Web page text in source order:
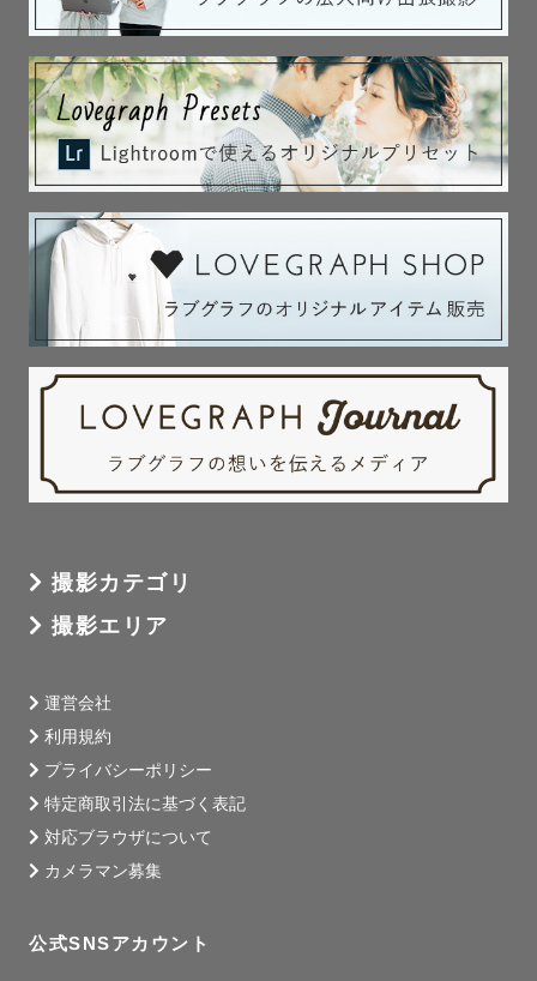
撮影カテゴリ
撮影エリア
運営会社
利用規約
プライバシーポリシー
特定商取引法に基づく表記
対応ブラウザについて
カメラマン募集
公式SNSアカウント